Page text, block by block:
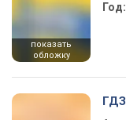
показать
обложку
Год: